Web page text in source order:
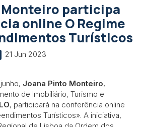
participa
online O Regime
Turísticos
21 Jun 2023
Joana Pinto Monteiro,
de Imobiliário, Turismo e
, participará na conferência online
Turísticos». A iniciativa,